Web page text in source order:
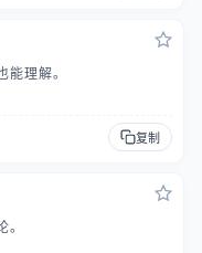
理解。
复制